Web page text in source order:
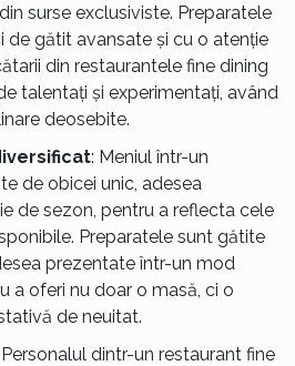
surse exclusiviste. Preparatele
de gătit avansate și cu o atenție
din restaurantele fine dining
talentați și experimentați, având
deosebite.
: Meniul într-un
de obicei unic, adesea
de sezon, pentru a reflecta cele
Preparatele sunt gătite
prezentate într-un mod
a oferi nu doar o masă, ci o
de neuitat.
dintr-un restaurant fine